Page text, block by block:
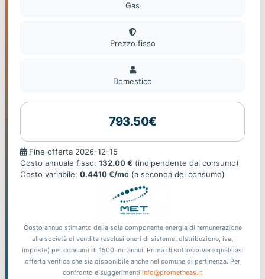
Gas
Prezzo fisso
Domestico
Domestico
793.50€
Fine
offerta
Fine offerta 2026-12-15
Costo annuale fisso: 132.00 € (indipendente dal consumo)
Costo variabile: 0.4410 €/mc (a seconda del consumo)
Costo annuo stimanto della sola componente energia di remunerazione
alla società di vendita (esclusi oneri di sistema, distribuzione, iva,
imposte) per consumi di 1500 mc annui. Prima di sottoscrivere qualsiasi
offerta verifica che sia disponibile anche nel comune di pertinenza. Per
confronto e suggerimenti info@prometheas.it